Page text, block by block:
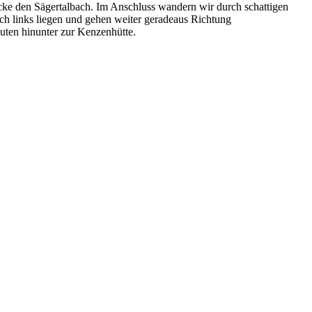
den Sägertalbach. Im Anschluss wandern wir durch schattigen
links liegen und gehen weiter geradeaus Richtung
hinunter zur Kenzenhütte.